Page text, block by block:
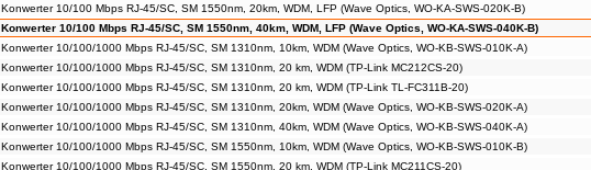
Konwerter 10/100 Mbps RJ-45/SC, SM 1550nm, 20km, WDM, LFP (Wave Optics, WO-KA-SWS-020K-B)
Konwerter 10/100 Mbps RJ-45/SC, SM 1550nm, 40km, WDM, LFP (Wave Optics, WO-KA-SWS-040K-B)
Konwerter 10/100/1000 Mbps RJ-45/SC, SM 1310nm, 10km, WDM (Wave Optics, WO-KB-SWS-010K-A)
Konwerter 10/100/1000 Mbps RJ-45/SC, SM 1310nm, 20 km, WDM (TP-Link MC212CS-20)
Konwerter 10/100/1000 Mbps RJ-45/SC, SM 1310nm, 20 km, WDM (TP-Link TL-FC311B-20)
Konwerter 10/100/1000 Mbps RJ-45/SC, SM 1310nm, 20km, WDM (Wave Optics, WO-KB-SWS-020K-A)
Konwerter 10/100/1000 Mbps RJ-45/SC, SM 1310nm, 40km, WDM (Wave Optics, WO-KB-SWS-040K-A)
Konwerter 10/100/1000 Mbps RJ-45/SC, SM 1550nm, 10km, WDM (Wave Optics, WO-KB-SWS-010K-B)
Konwerter 10/100/1000 Mbps RJ-45/SC, SM 1550nm, 20 km, WDM (TP-Link MC211CS-20)